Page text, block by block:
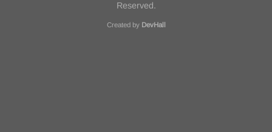
Reserved.
Created by DevHall